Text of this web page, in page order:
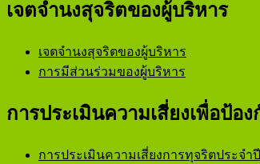
เจตจำนงสุจริตของผู้บริหาร
เจตจำนงสุจริตของผู้บริหาร
การมีส่วนร่วมของผู้บริหาร
การประเมินความเสี่ยงเพื่อป้อ
การประเมินความเสี่ยงการทุจริตประจำปี